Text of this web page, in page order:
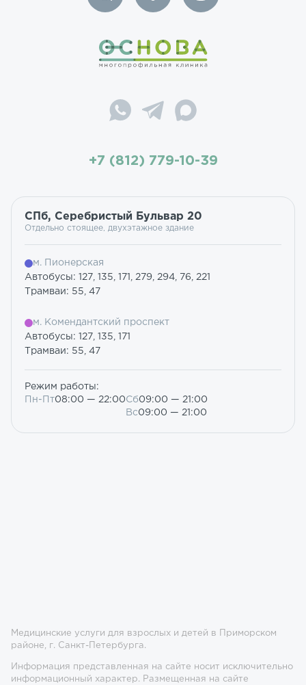
+7 (812) 779-10-39
СПб, Серебристый Бульвар 20
Отдельно стоящее, двухэтажное здание
м. Пионерская
Автобусы: 127, 135, 171, 279, 294, 76, 221
Трамваи: 55, 47
м. Комендантский проспект
Автобусы: 127, 135, 171
Трамваи: 55, 47
Режим работы:
Пн-Пт08:00 — 22:00Сб09:00 — 21:00
Вс09:00 — 21:00
Медицинские услуги для взрослых и детей в Приморском
районе, г. Санкт-Петербурга.
Информация представленная на сайте носит исключительно
информационный характер. Размещенная на сайте